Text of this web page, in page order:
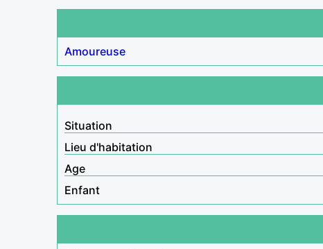
Amoureuse
Situation
Lieu d'habitation
Age
Enfant